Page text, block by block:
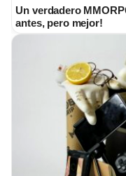
Un verdadero
antes, pero mejor!